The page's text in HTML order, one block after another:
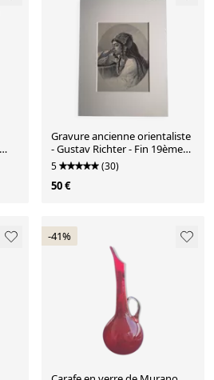
Gravure ancienne orientaliste
- Gustav Richter - Fin 19ème
siècle
5 (30)
50 €
-41%